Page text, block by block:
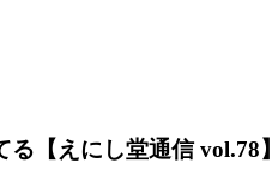
【えにし堂通信 vol.78】